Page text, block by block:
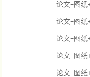
论文+图纸
论文+图纸
论文+图纸
论文+图纸
论文+图纸